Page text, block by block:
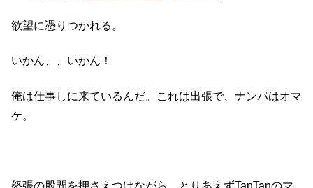
欲望に憑りつかれる。
いかん、、いかん！
俺は仕事しに来ているんだ。これは出張で、ナンパはオマ
ケ。